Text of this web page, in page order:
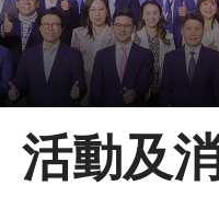
主頁
關於LSCM
活動及